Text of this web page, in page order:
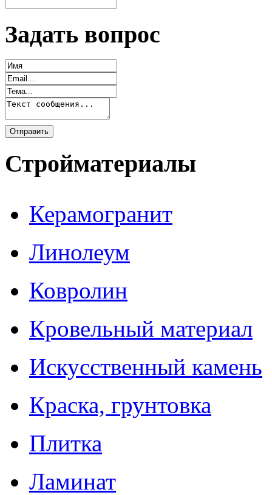
Задать вопрос
Стройматериалы
Керамогранит
Линолеум
Ковролин
Кровельный материал
Искусственный камень
Краска, грунтовка
Плитка
Ламинат